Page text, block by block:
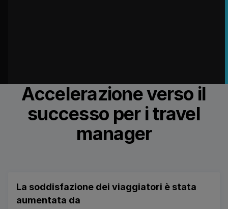
Accelerazione verso il
successo per i travel
manager
La soddisfazione dei viaggiatori è stata
aumentata da